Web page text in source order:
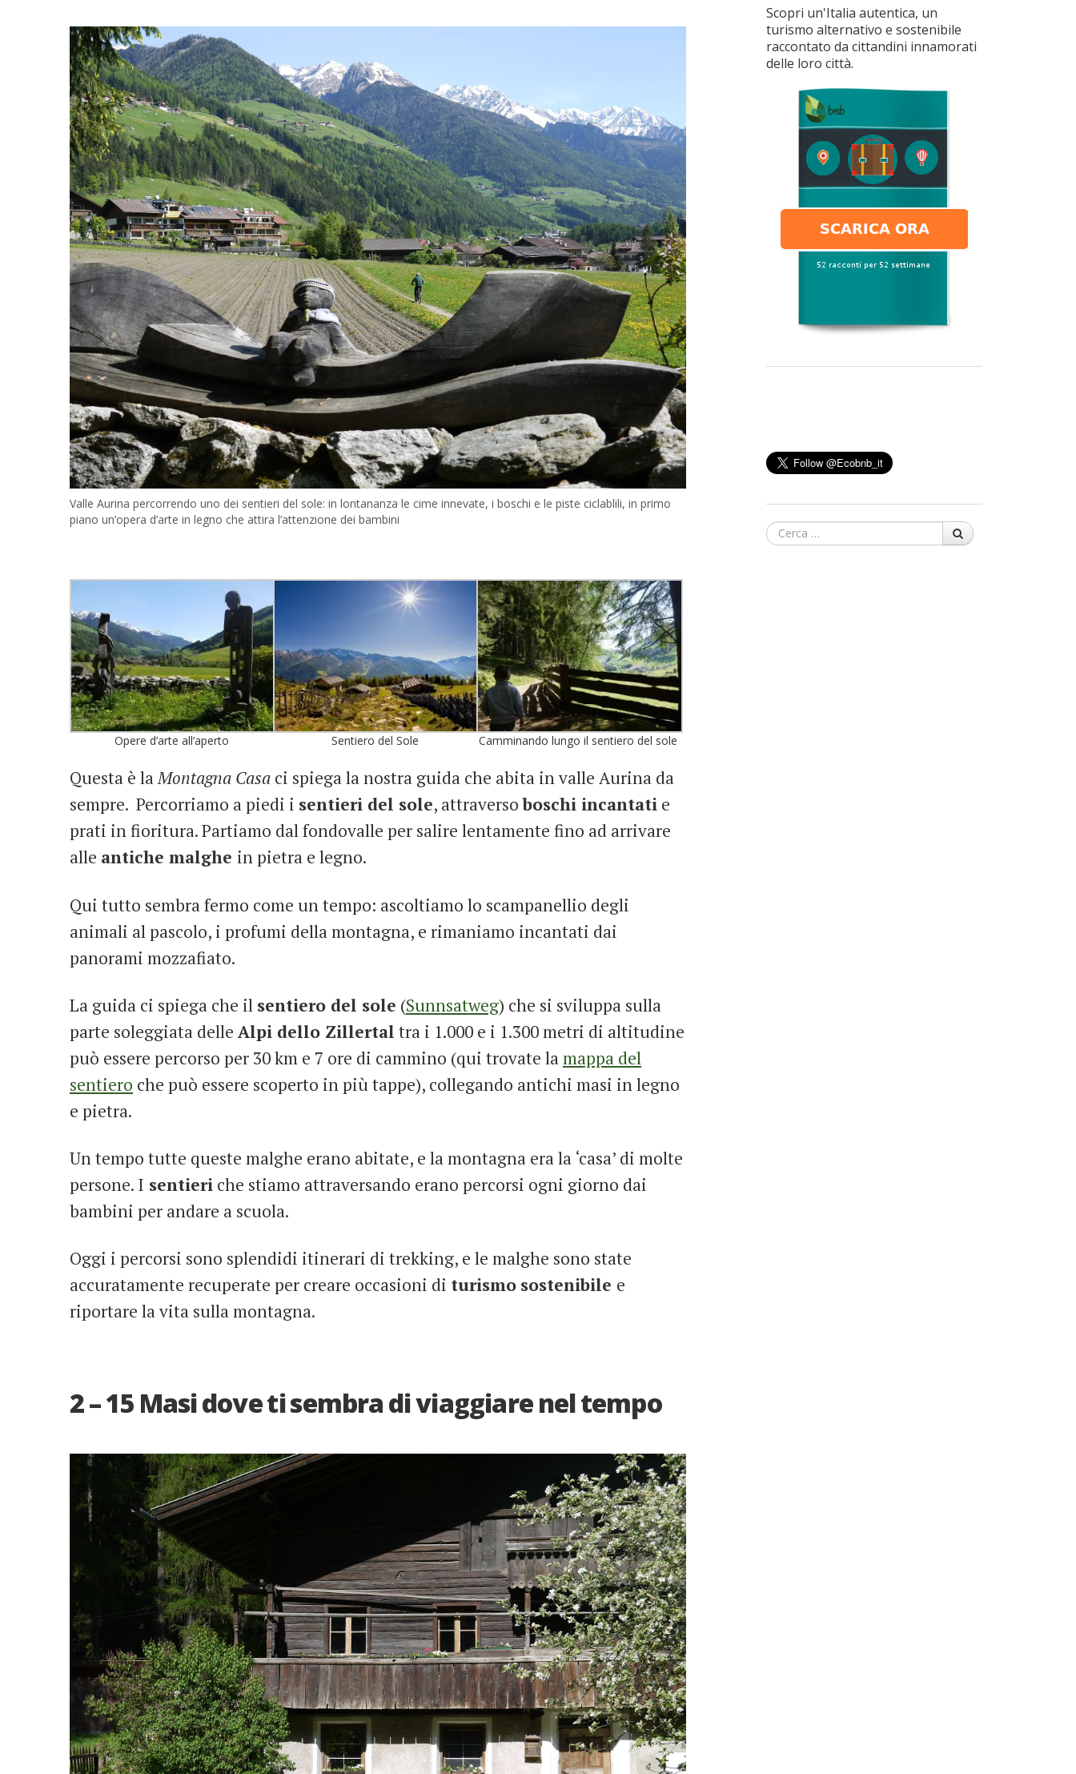
Valle Aurina percorrendo uno dei sentieri del sole: in lontananza le cime innevate, i boschi e le piste ciclablili, in primo
piano un’opera d’arte in legno che attira l’attenzione dei bambini
Opere d’arte all’aperto Sentiero del Sole Camminando lungo il sentiero del sole
Questa è laMontagna Casa ci spiega la nostra guida che abita in valle Aurina da
sempre. Percorriamo a piedi i sentieri del sole, attraversoboschi incantati e
prati in fioritura. Partiamo dal fondovalle per salire lentamente fino ad arrivare
alle antiche malghe in pietra e legno.
Qui tutto sembra fermo come un tempo: ascoltiamo lo scampanellio degli
animali al pascolo, i profumi della montagna, e rimaniamo incantati dai
panorami mozzafiato.
La guida ci spiega che il sentiero del sole (Sunnsatweg) che si sviluppa sulla
parte soleggiata delleAlpi dello Zillertal tra i 1.000 e i 1.300 metri di altitudine
può essere percorso per 30 km e 7 ore di cammino (qui trovate lamappa del
sentiero che può essere scoperto in più tappe), collegando antichi masi in legno
e pietra.
Un tempo tutte queste malghe erano abitate, e la montagna era la ‘casa’ di molte
persone. I sentieri che stiamo attraversando erano percorsi ogni giorno dai
bambini per andare a scuola.
Oggi i percorsi sono splendidi itinerari di trekking, e le malghe sono state
accuratamente recuperate per creare occasioni di turismo sostenibile e
riportare la vita sulla montagna.
2 – 15 Masi dove ti sembra di viaggiare nel tempo
Scopri un'Italia autentica, un
turismo alternativo e sostenibile
raccontato da cittandini innamorati
delle loro città.
Cerca